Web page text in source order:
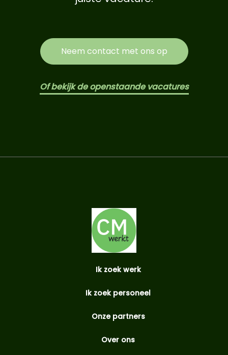
Neem contact met ons op
Of bekijk de openstaande vacatures
Ik zoek werk
Ik zoek personeel
Onze partners
Over ons